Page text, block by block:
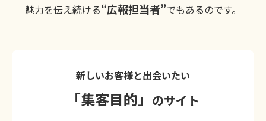
魅力を伝え続ける“広報担当者”でもあるのです。
新しいお客様と出会いたい
「集客目的」 のサイト